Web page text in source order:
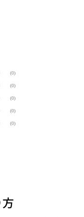
(0)
(0)
(0)
(0)
(0)